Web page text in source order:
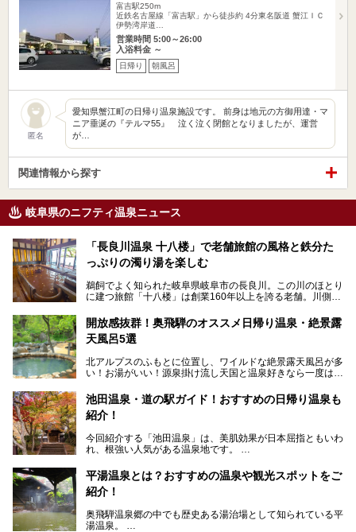
富吉駅250m
近鉄名古屋線「富吉駅」から徒歩約 4分東名阪道 蟹江ＩＣ
伊勢湾岸道…
営業時間 5:00～26:00
入浴料金 ～
日帰り 朝風呂
匿名
愛知県蟹江町の日帰り温泉施設です。 前身は地元の方御用達・マ
ニア垂涎の『テルマ55』 泣く泣く閉館となりましたが、運営
が…
関連情報から探す
岐阜県のニフティ温泉ニュース
「長良川温泉 十八楼」で老舗旅館の風格と鉄分た
っぷりの濁り湯を楽しむ
鵜飼でよく知られた岐阜県岐阜市の長良川。この川のほとり
に建つ旅館「十八楼」は創業160年以上を誇る老舗。川側の
濁り湯で、地産地消にこだわった食事も定評があります。
そして大浴場は日帰り入浴もできるんですよ。泊まりでも日
岐阜の手仕事に触れる旅とともに楽しんでみてはいかがでし
ょう！
───
提供元：岐阜県【PR】
この記事は岐阜県のPR記事です。
開放感抜群！奥飛騨のオススメ日帰り温泉・絶景露
天風呂5選
北アルプスのふもとに位置し、ワイルドな絶景露天風呂が多
い！お湯がいい！源泉掛け流し天国と温泉好きなら一度は行
「平湯温泉」「福地温泉」「新平湯温泉」「栃尾温泉」「新
穂高温泉」と5つの温泉地を総称して奥飛騨温泉郷と呼びま
風呂を5ヶ所ご紹介したいと思います。いずれも素晴らしい
温泉ですよ！
池田温泉・道の駅ガイド！おすすめの日帰り温泉も
紹介！
今回紹介する「池田温泉」は、美肌効果が日本屈指ともいわ
れ、根強い人気がある温泉地です。
温泉旅として利用することができます。
池田温泉には道の駅があるなど、温泉、観光、買い物と、さ
そんな池田温泉の魅力を詳しく紹介していきます！
平湯温泉とは？おすすめの温泉や観光スポットをご
紹介！
奥飛騨温泉郷の中でも歴史ある湯治場として知られている平
湯温泉。